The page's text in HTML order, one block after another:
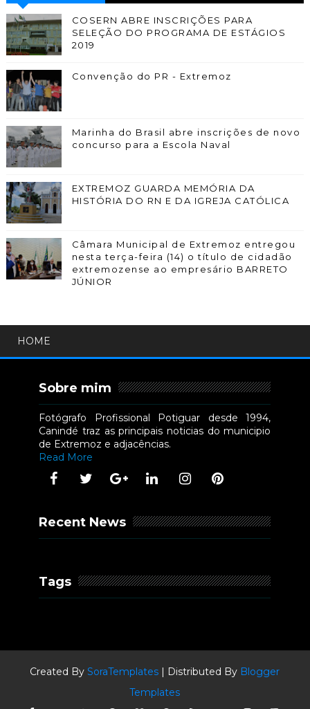
COSERN ABRE INSCRIÇÕES PARA
SELEÇÃO DO PROGRAMA DE ESTÁGIOS
2019
Convenção do PR - Extremoz
Marinha do Brasil abre inscrições de novo
concurso para a Escola Naval
EXTREMOZ GUARDA MEMÓRIA DA
HISTÓRIA DO RN E DA IGREJA CATÓLICA
Câmara Municipal de Extremoz entregou
nesta terça-feira (14) o título de cidadão
extremozense ao empresário BARRETO
JÚNIOR
HOME
Sobre mim
Fotógrafo Profissional Potiguar desde 1994,
Canindé traz as principais noticias do municipio
de Extremoz e adjacências.
Read More
Recent News
Tags
Created BySoraTemplates | Distributed By Blogger
Templates